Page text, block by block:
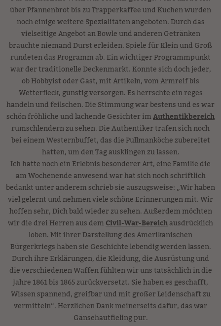
über Pfannenbrot bis zu Trapperkaffee und Kuchen wurden
noch einige weitere Spezialitäten angeboten. Durch das
vielseitige Angebot an Bowle und anderen Getränken
brauchte niemand Durst erleiden. Spiele für Klein und Groß
rundeten das Programm ab. Ein wichtiger Programmpunkt
war der traditionelle Deckenmarkt. Konnte sich doch jeder,
ob Hobbyist oder Gast, mit Artikeln, vom Armreif bis
Wetterfleck, günstig versorgen. Es herrschte ein reges
handeln und feilschen. Die Stimmung war bestens und es war
schön fröhliche und lachende Gesichter imAuthentikbereich
rumschlendern zu sehen. Die Authentiker trafen sich noch
bei einem Westernbuffet, das die Pullmanköche zubereitet
hatten, um den Tag ausklingen zu lassen.
Ich hatte noch ein Erlebnis besonderer Art, eine Familie die
am Wochenende anwesend war hat sich noch schriftlich
bedankt unter anderem schrieb sie auszugsweise: „Wir haben
viel gelernt und nehmen viele schöne Erinnerungen mit. Wir
hoffen sehr, Dich bald wieder zu sehen. Außerdem möchten
wir die drei Herren aus demCivil-War-Bereichausdrücklich
loben. Mit ihrer Darstellung des Amerikanischen
Bürgerkriegs haben sie Geschichte lebendig werden lassen.
Durch ihre Erklärungen, die Kleidung, die Ausrüstung und
die verschiedenen Waffen fühlten wir uns tatsächlich in die
Jahre 1861 bis 1865 zurückversetzt. Sie haben es geschafft,
Wissen spannend, greifbar und mit großer Leidenschaft zu
vermitteln“. Herzlichen Dank meinerseits dafür, das war
Gänsehautfieling pur.